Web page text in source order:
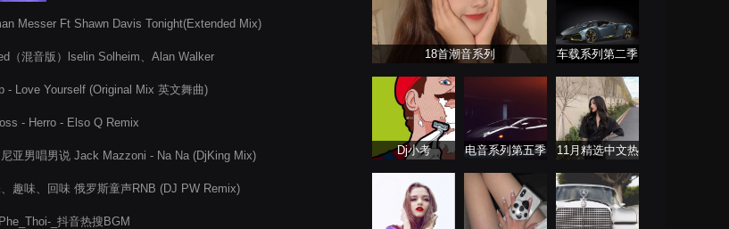
Messer Ft Shawn Davis Tonight(Extended Mix)
（混音版）lselin Solheim、Alan Walker
- Love Yourself (Original Mix 英文舞曲)
- Herro - Elso Q Remix
亚男唱男说 Jack Mazzoni - Na Na (DjKing Mix)
趣味、回味 俄罗斯童声RNB (DJ PW Remix)
_抖音热搜BGM
18首潮音系列 车载系列第二季
Dj小考 电音系列第五季
11月精选中文热